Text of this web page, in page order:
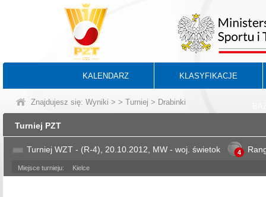
KALENDARZ KLASYFIKACJE
Znajdujesz się: Wyniki > > Turniej > Drabinki
Turniej PZT
Turniej WZT - (R-4), 20.10.2012, MW - woj. świetok 4
Miejsce turnieju: Kielce